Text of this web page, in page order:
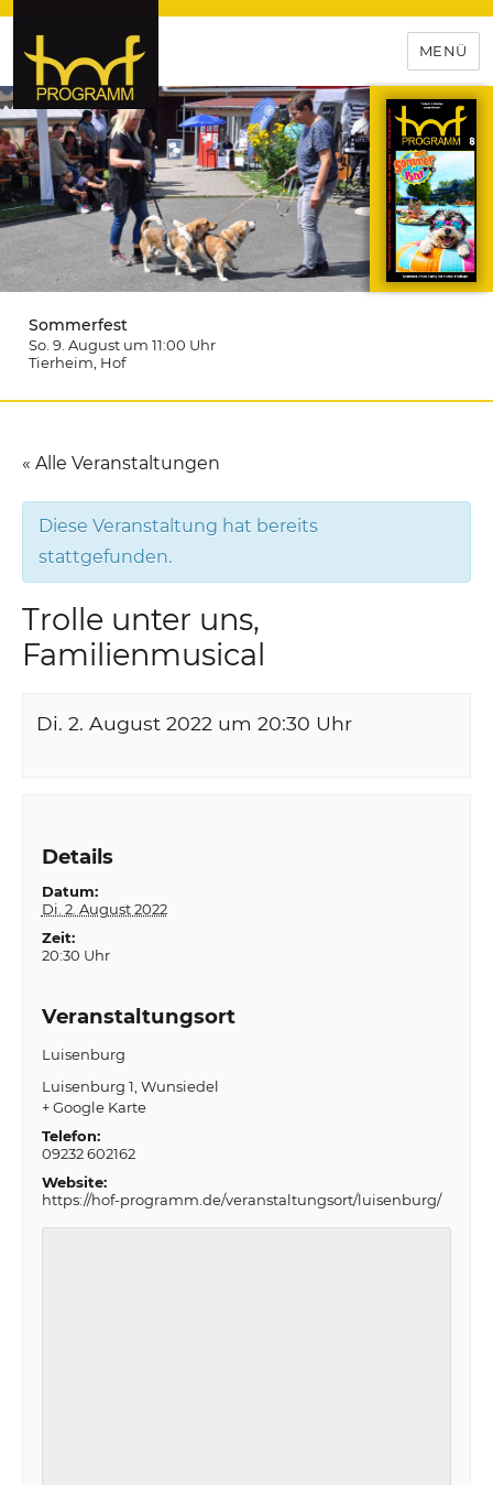
hof-programm – das
Veranstaltungsportal für
Hochfranken
MENÜ
Sommerfest
So. 9. August um 11:00 Uhr
Tierheim , Hof
« Alle Veranstaltungen
Diese Veranstaltung hat bereits
stattgefunden.
Trolle unter uns,
Familienmusical
Di. 2. August 2022 um 20:30 Uhr
Details
Datum:
Di. 2. August 2022
Zeit:
20:30 Uhr
Veranstaltungsort
Luisenburg
Luisenburg 1 Wunsiedel
+ Google Karte
Telefon:
09232 602162
Website:
https://hof-programm.de/veranstaltungsort/luisenburg/